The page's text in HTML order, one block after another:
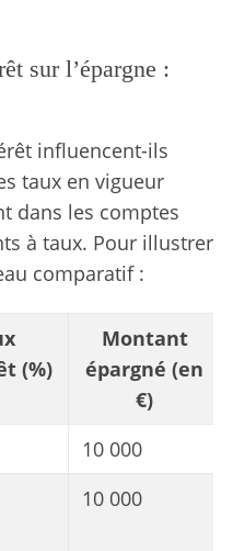
sur l’épargne :
influencent-ils
taux en vigueur
dans les comptes
à taux. Pour illustrer
comparatif :
(%)
Montant
épargné (en
€)
10 000
10 000